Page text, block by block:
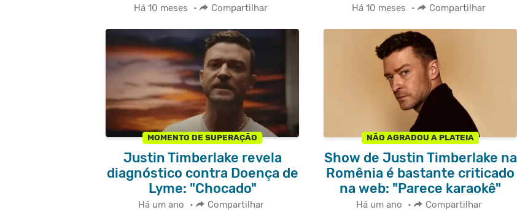
Há 10 meses • Compartilhar Há 10 meses • Compartilhar
MOMENTO DE SUPERAÇÃO
Justin Timberlake revela
diagnóstico contra Doença de
Lyme: "Chocado"
Há um ano • Compartilhar
NÃO AGRADOU A PLATEIA
Show de Justin Timberlake na
Romênia é bastante criticado
na web: "Parece karaokê"
Há um ano • Compartilhar